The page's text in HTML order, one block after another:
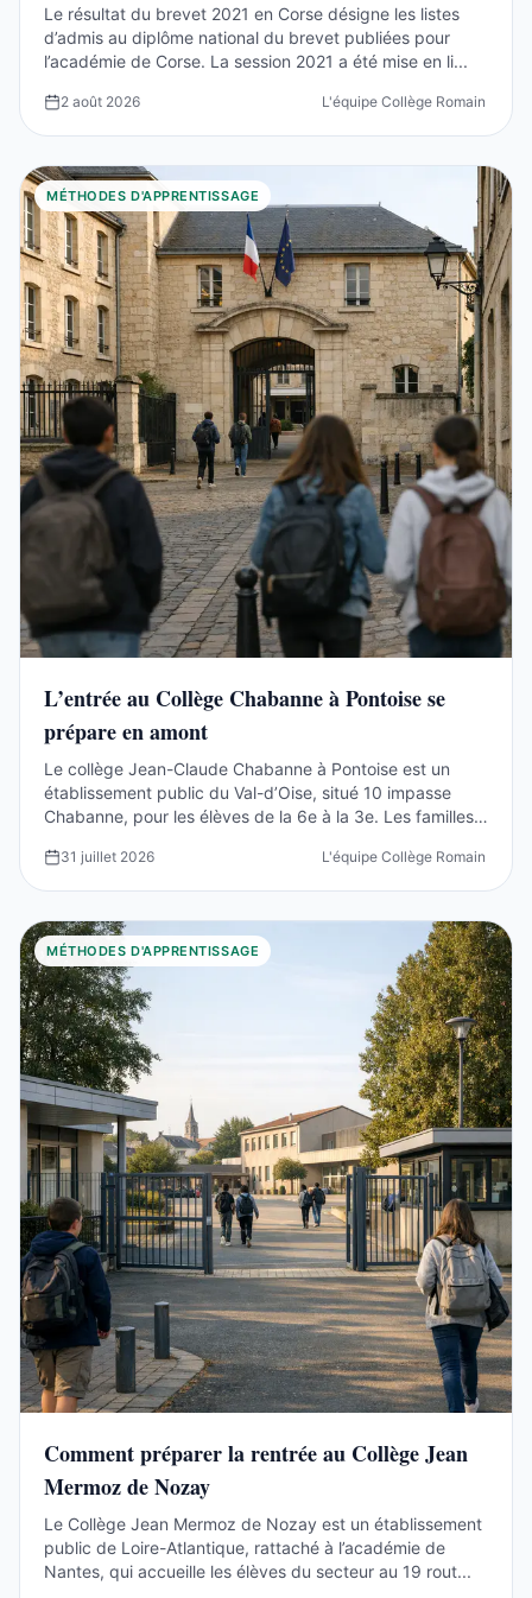
Le résultat du brevet 2021 en Corse désigne les listes
d’admis au diplôme national du brevet publiées pour
l’académie de Corse. La session 2021 a été mise en li...
2 août 2026 L'équipe Collège Romain
MÉTHODES D'APPRENTISSAGE
L’entrée au Collège Chabanne à Pontoise se
prépare en amont
Le collège Jean-Claude Chabanne à Pontoise est un
établissement public du Val-d’Oise, situé 10 impasse
Chabanne, pour les élèves de la 6e à la 3e. Les familles
31 juillet 2026 L'équipe Collège Romain
MÉTHODES D'APPRENTISSAGE
Comment préparer la rentrée au Collège Jean
Mermoz de Nozay
Le Collège Jean Mermoz de Nozay est un établissement
public de Loire-Atlantique, rattaché à l’académie de
Nantes, qui accueille les élèves du secteur au 19 rout...